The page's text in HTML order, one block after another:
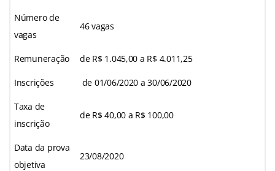
Número de
vagas
46 vagas
Remuneração de R$ 1.045,00 a R$ 4.011,25
Inscrições de 01/06/2020 a 30/06/2020
Taxa de
inscrição
de R$ 40,00 a R$ 100,00
Data da prova
objetiva
23/08/2020